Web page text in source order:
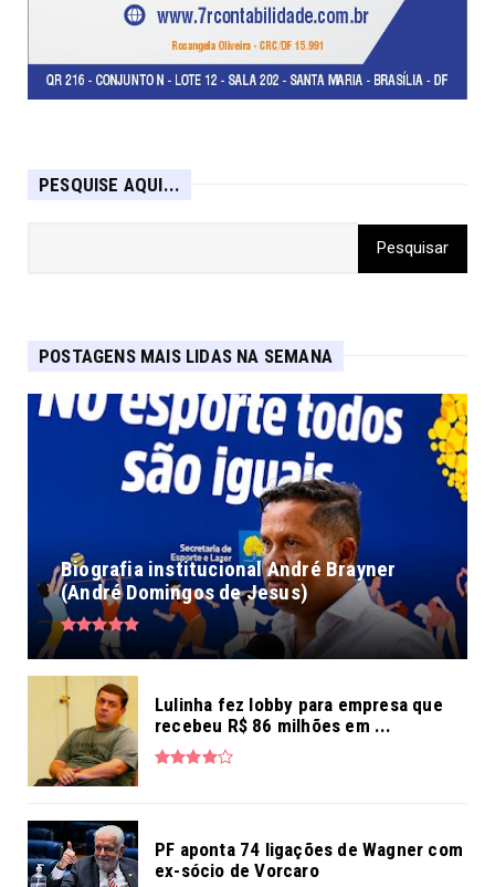
PESQUISE AQUI...
POSTAGENS MAIS LIDAS NA SEMANA
Biografia institucional André Brayner
(André Domingos de Jesus)
Lulinha fez lobby para empresa que
recebeu R$ 86 milhões em ...
PF aponta 74 ligações de Wagner com
ex-sócio de Vorcaro